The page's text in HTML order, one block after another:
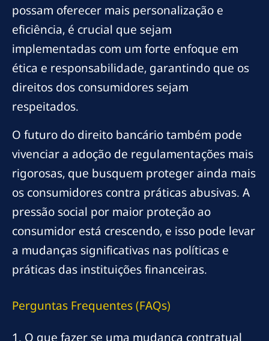
possam oferecer mais personalização e
eficiência, é crucial que sejam
implementadas com um forte enfoque em
ética e responsabilidade, garantindo que os
direitos dos consumidores sejam
respeitados.
O futuro do direito bancário também pode
vivenciar a adoção de regulamentações mais
rigorosas, que busquem proteger ainda mais
os consumidores contra práticas abusivas. A
pressão social por maior proteção ao
consumidor está crescendo, e isso pode levar
a mudanças significativas nas políticas e
práticas das instituições financeiras.
Perguntas Frequentes (FAQs)
1. O que fazer se uma mudança contratual